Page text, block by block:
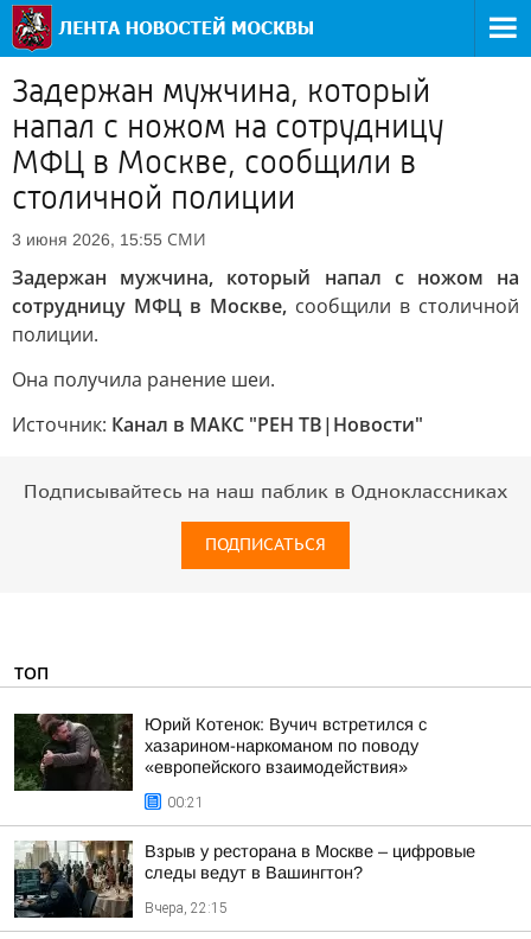
Задержан мужчина, который
напал с ножом на сотрудницу
МФЦ в Москве, сообщили в
столичной полиции
3 июня 2026, 15:55 СМИ
Задержан мужчина, который напал с ножом на
сотрудницу МФЦ в Москве, сообщили в столичной
полиции.
Она получила ранение шеи.
Источник: Канал в МАКС "РЕН ТВ|Новости"
Подписывайтесь на наш паблик в Одноклассниках
ПОДПИСАТЬСЯ
ТОП
Юрий Котенок: Вучич встретился с
хазарином-наркоманом по поводу
«европейского взаимодействия»
00:21
Взрыв у ресторана в Москве – цифровые
следы ведут в Вашингтон?
Вчера, 22:15